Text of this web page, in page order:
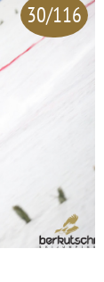
30/116